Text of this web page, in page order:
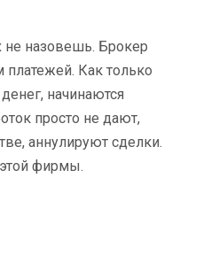
назовешь. Брокер
платежей. Как только
начинаются
просто не дают,
аннулируют сделки.
фирмы.